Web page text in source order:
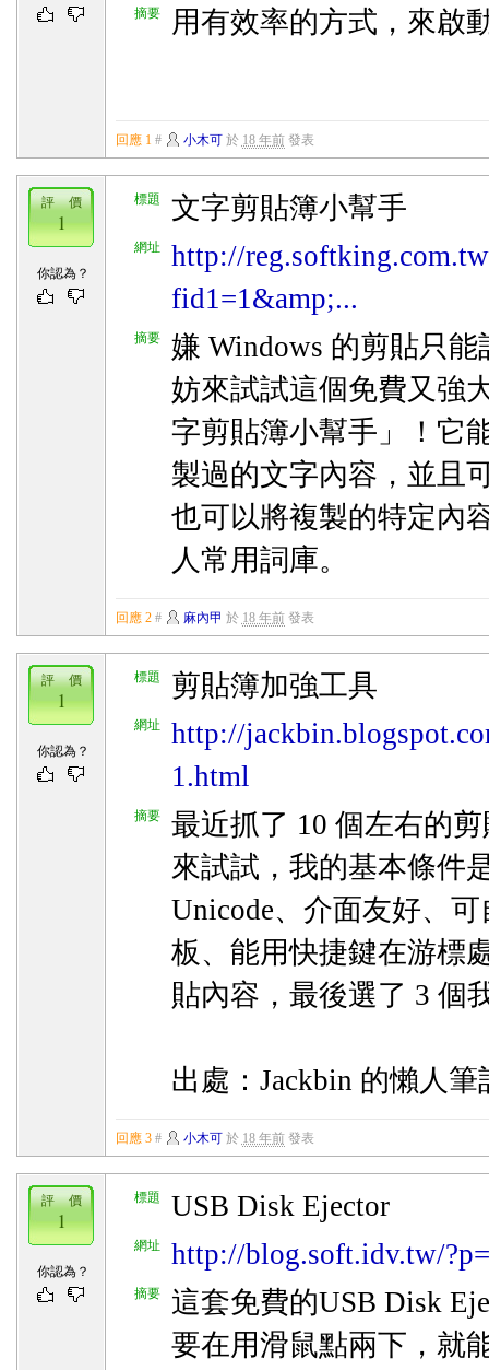
摘要 用有效率的方式，來啟
回應 1 # 小木可於 18 年前發表
標題 文字剪貼簿小幫手
網址
http://
fid1=1&amp;...
摘要
嫌 Windows 的剪貼只
妨來試試這個免費又強
字剪貼簿小幫手」！它
製過的文字內容，並且
也可以將複製的特定內
人常用詞庫。
評 價
1
你認為？
回應 2 # 麻內甲 於 18 年前發表
標題 剪貼簿加強工具
網址
http://
1.html
摘要
最近抓了 10 個左右的
來試試，我的基本條件
Unicode、介面友好、
板、能用快捷鍵在游標
貼內容，最後選了 3 個
出處：Jackbin 的懶人筆
評 價
1
你認為？
回應 3 # 小木可於 18 年前發表
標題 USB Disk Ejector
網址 http://blog.soft.idv.tw/
摘要
這套免費的USB Disk
要在用滑鼠點兩下，就
評 價
1
你認為？